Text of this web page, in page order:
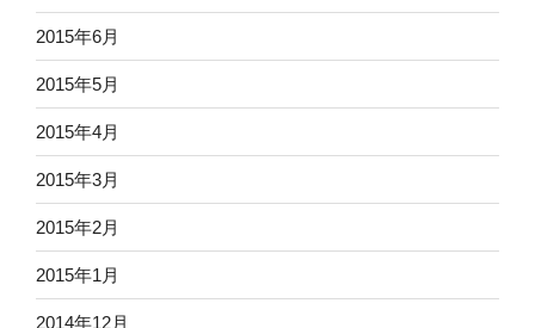
2015年6月
2015年5月
2015年4月
2015年3月
2015年2月
2015年1月
2014年12月